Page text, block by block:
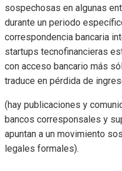
sospechosas en algunas
durante un periodo
correspondencia bancaria
startups tecnofinancieras
con acceso bancario más
traduce en pérdida de
(hay publicaciones y
bancos corresponsales y
apuntan a un movimiento
legales formales).